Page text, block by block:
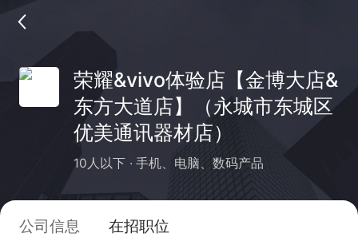
荣耀&vivo体验店【金博大店&
东方大道店】（永城市东城区
优美通讯器材店）
10人以下 手机、电脑、数码产品
公司信息 在招职位